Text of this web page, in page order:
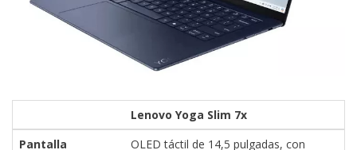
Lenovo Yoga Slim 7x
Pantalla
OLED táctil de 14,5 pulgadas, con